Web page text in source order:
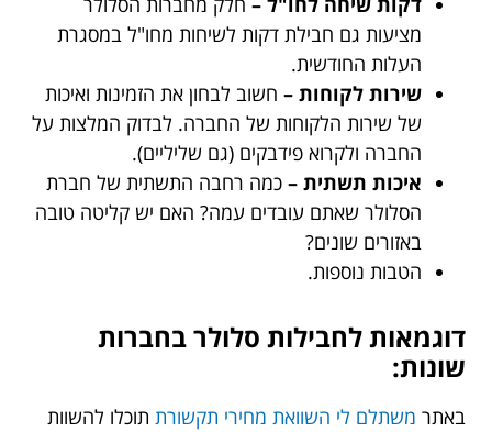
מציעות גם חבילת דקות לשיחות מחו"ל במסגרת
העלות החודשית.
שירות לקוחות – חשוב לבחון את הזמינות ואיכות
של שירות הלקוחות של החברה. לבדוק המלצות על
החברה ולקרוא פידבקים (גם שליליים).
איכות תשתית – כמה רחבה התשתית של חברת
הסלולר שאתם עובדים עמה? האם יש קליטה טובה
באזורים שונים?
הטבות נוספות.
דוגמאות לחבילות סלולר בחברות
שונות:
באתר משתלם לי השוואת מחירי תקשורת תוכלו להשוות